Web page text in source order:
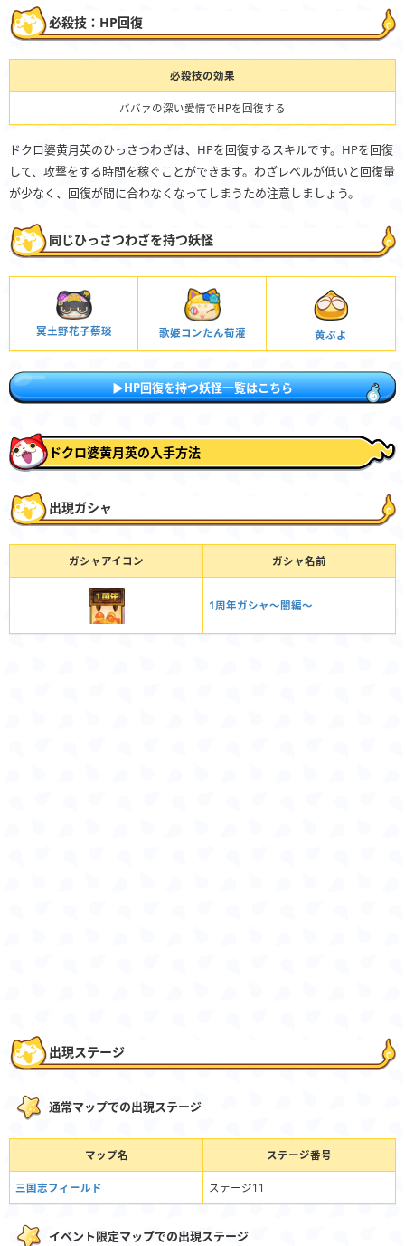
必殺技：HP回復
必殺技の効果
ババァの深い愛情でHPを回復する
ドクロ婆黄月英のひっさつわざは、HPを回復するスキルです。HPを回復
して、攻撃をする時間を稼ぐことができます。わざレベルが低いと回復量
が少なく、回復が間に合わなくなってしまうため注意しましょう。
同じひっさつわざを持つ妖怪
冥土野花子蔡琰 歌姫コンたん荀灌 黄ぷよ
▶HP回復を持つ妖怪一覧はこちら
ドクロ婆黄月英の入手方法
出現ガシャ
ガシャアイコン ガシャ名前
1周年ガシャ〜闇編〜
出現ステージ
通常マップでの出現ステージ
マップ名 ステージ番号
三国志フィールド ステージ11
イベント限定マップでの出現ステージ